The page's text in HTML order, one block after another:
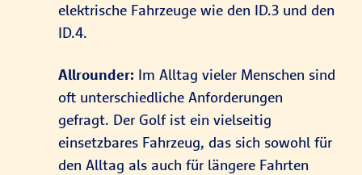
elektrische Fahrzeuge wie den ID.3 und den
ID.4.
Allrounder: Im Alltag vieler Menschen sind
oft unterschiedliche Anforderungen
gefragt. Der Golf ist ein vielseitig
einsetzbares Fahrzeug, das sich sowohl für
den Alltag als auch für längere Fahrten